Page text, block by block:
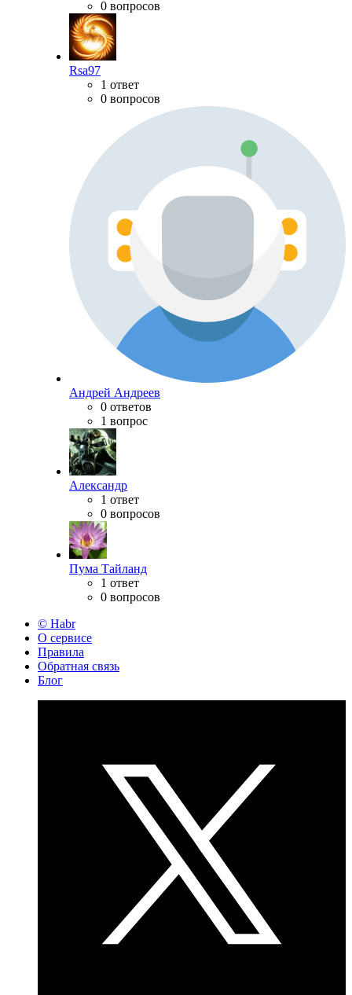
0 вопросов
Rsa97
1 ответ
0 вопросов
Андрей Андреев
0 ответов
1 вопрос
Александр
1 ответ
0 вопросов
Пума Тайланд
1 ответ
0 вопросов
© Habr
О сервисе
Правила
Обратная связь
Блог